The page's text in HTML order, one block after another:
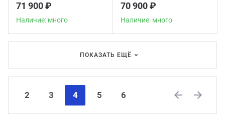
71 900 ₽
Наличие: много
70 900 ₽
Наличие: много
ПОКАЗАТЬ ЕЩЁ
2 3 4 5
6